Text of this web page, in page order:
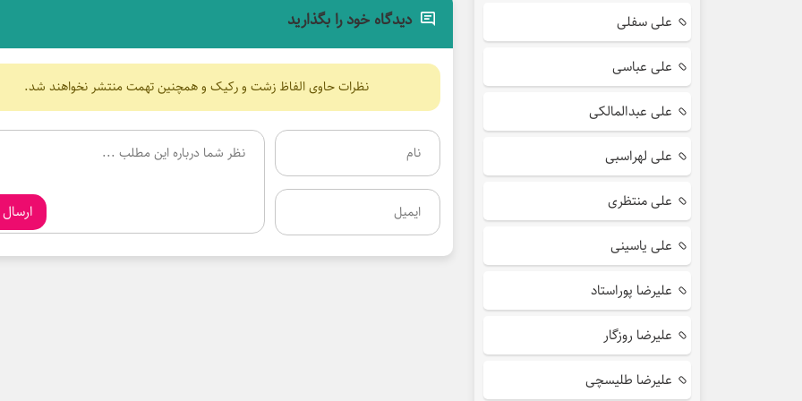
دیدگاه خود را بگذارید
نظرات حاوی الفاظ زشت و رکیک و همچنین تهمت منتشر نخواهند شد.
علی سفلی
علی عباسی
علی عبدالمالکی
علی لهراسبی
علی منتظری
علی یاسینی
علیرضا پوراستاد
علیرضا روزگار
علیرضا طلیسچی